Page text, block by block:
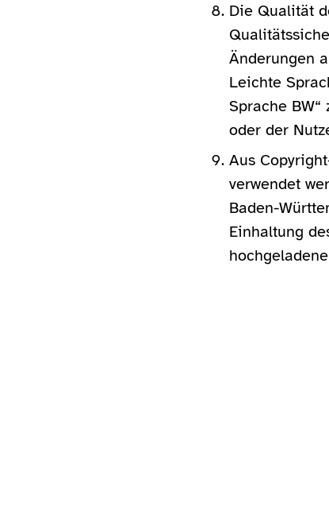
Die Qualität
Änderungen
Leichte
Sprache
oder der
Aus
verwendet
Baden-
Einhaltung